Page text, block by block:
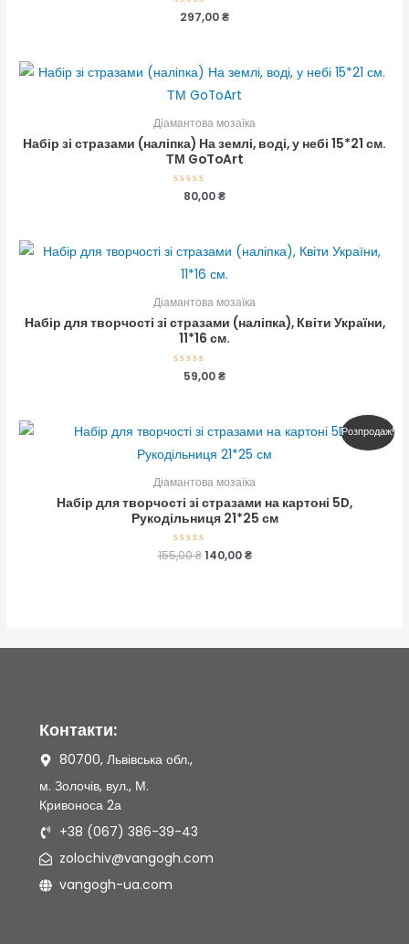
Оцінено
297,00₴
Діамантова мозаїка
Набір зі стразами (наліпка) На землі, воді, у небі 15*21 см.
ТМ GoToArt
Оцінено
80,00₴
Діамантова мозаїка
Набір для творчості зі стразами (наліпка), Квіти України,
11*16 см.
Оцінено
59,00₴
Розпродаж!
Діамантова мозаїка
Набір для творчості зі стразами на картоні 5D,
Рукодільниця 21*25 см
Оцінено
в
155,00₴
Оригінальна
ціна:
155,00 ₴.
140,00₴
Поточна
ціна:
140,00 ₴.
Контакти:
80700, Львівська обл.,
м. Золочів, вул., М.
Кривоноса 2а
+38 (067) 386-39-43
zolochiv@vangogh.com
vangogh-ua.com